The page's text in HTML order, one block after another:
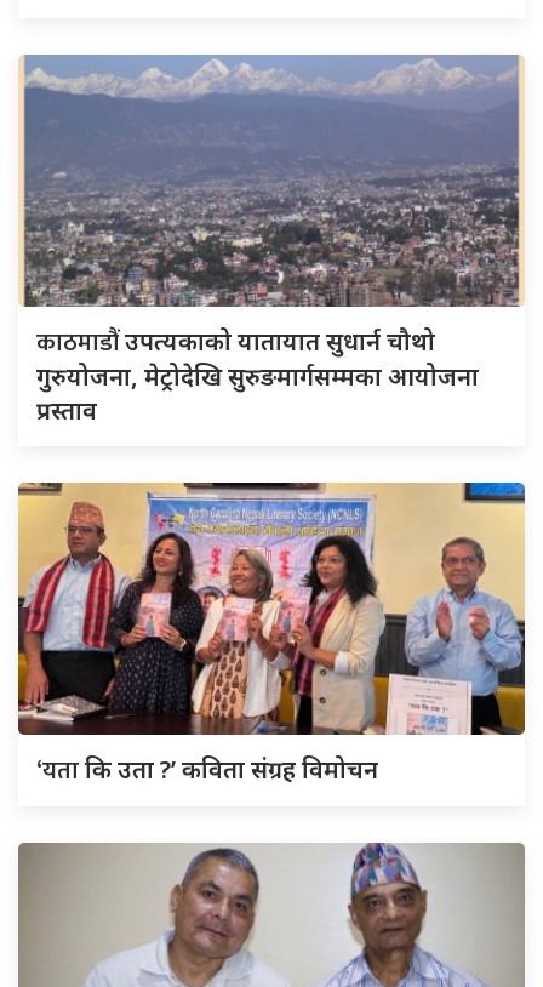
काठमाडौंउपत्यकाको यातायात सुधार्न चौथो
गुरुयोजना, मेट्रोदेखि सुरुङमार्गसम्मका आयोजना
प्रस्ताव
‘यताकि उता ?’ कविता संग्रह विमोचन